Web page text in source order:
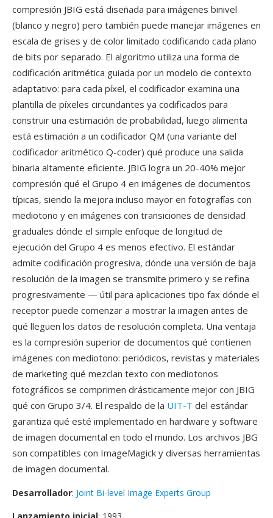
compresión JBIG está diseñada para imágenes binivel
(blanco y negro) pero también puede manejar imágenes en
escala de grises y de color limitado codificando cada plano
de bits por separado. El algoritmo utiliza una forma de
codificación aritmética guiada por un modelo de contexto
adaptativo: para cada píxel, el codificador examina una
plantilla de píxeles circundantes ya codificados para
construir una estimación de probabilidad, luego alimenta
está estimación a un codificador QM (una variante del
codificador aritmético Q-coder) qué produce una salida
binaria altamente eficiente. JBIG logra un 20-40% mejor
compresión qué el Grupo 4 en imágenes de documentos
típicas, siendo la mejora incluso mayor en fotografías con
mediotono y en imágenes con transiciones de densidad
graduales dónde el simple enfoque de longitud de
ejecución del Grupo 4 es menos efectivo. El estándar
admite codificación progresiva, dónde una versión de baja
resolución de la imagen se transmite primero y se refina
progresivamente — útil para aplicaciones tipo fax dónde el
receptor puede comenzar a mostrar la imagen antes de
qué lleguen los datos de resolución completa. Una ventaja
es la compresión superior de documentos qué contienen
imágenes con mediotono: periódicos, revistas y materiales
de marketing qué mezclan texto con mediotonos
fotográficos se comprimen drásticamente mejor con JBIG
qué con Grupo 3/4. El respaldo de la UIT-T del estándar
garantiza qué esté implementado en hardware y software
de imagen documental en todo el mundo. Los archivos JBG
son compatibles con ImageMagick y diversas herramientas
de imagen documental.
Desarrollador: Joint Bi-level Image Experts Group